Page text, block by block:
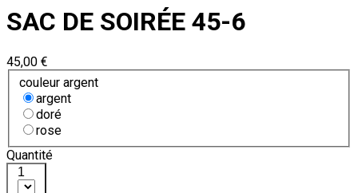
SAC DE SOIRÉE 45-6
45,00 €
couleur argent
argent
doré
rose
Quantité
1